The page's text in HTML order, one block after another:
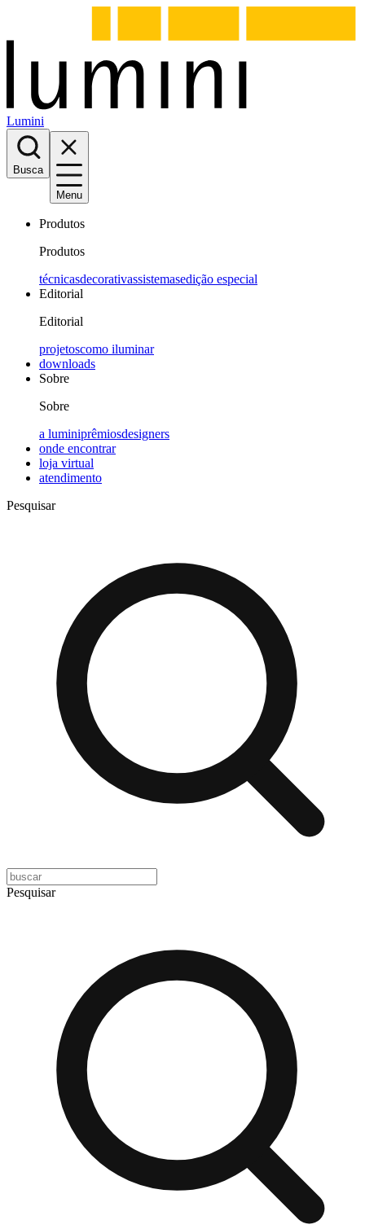
Lumini
Busca
Menu
Produtos
Produtos
técnicasdecorativassistemasedição especial
Editorial
Editorial
projetoscomo iluminar
downloads
Sobre
Sobre
a luminiprêmiosdesigners
onde encontrar
loja virtual
atendimento
Pesquisar
Pesquisar